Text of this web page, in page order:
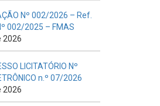
Nº 002/2026 – Ref.
002/2025 – FMAS
2026
LICITATÓRIO Nº
n.º 07/2026
2026